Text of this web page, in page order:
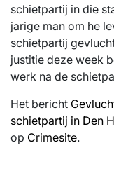
schietpartij in die
jarige man om he
schietpartij
justitie deze week
werk na de
Het bericht
schietpartij in Den
op Crimesite.